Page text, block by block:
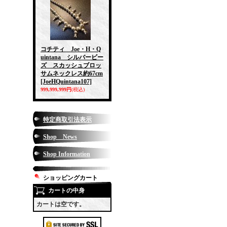
コチティ Joe・H・Q
uintana シルバービー
ズ スカッシュブロッ
サムネックレス約67cm
[JoeHQuintana107]
999,999,999円(税込)
特定商取引法表示
Shop News
Shop Information
ショッピングカート
カートの中身
カートは空です。